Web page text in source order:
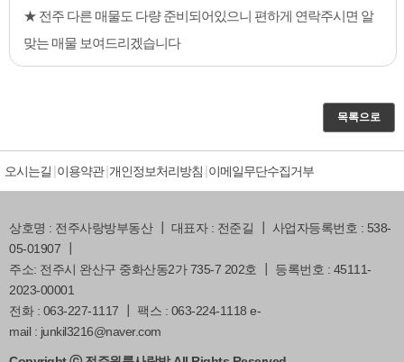
★ 전주 다른 매물도 다량 준비되어있으니 편하게 연락주시면 알
맞는 매물 보여드리겠습니다
목록으로
오시는길 이용약관 개인정보처리방침 이메일무단수집거부
상호명 : 전주사랑방부동산 ┃ 대표자 : 전준길 ┃ 사업자등록번호 : 538-
05-01907 ┃
주소: 전주시 완산구 중화산동2가 735-7 202호 ┃ 등록번호 : 45111-
2023-00001
전화 : 063-227-1117 ┃ 팩스 : 063-224-1118 e-
mail : junkil3216@naver.com